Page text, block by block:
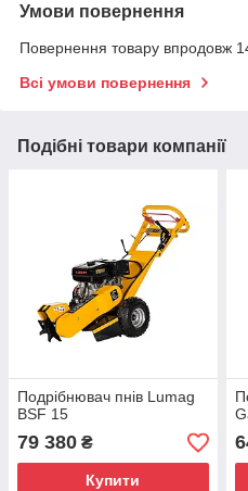
Умови повернення
Повернення товару впродовж
Всі умови повернення
Подібні товари компанії
Подрібнювач пнів Lumag
BSF 15
79 380 ₴
Купити